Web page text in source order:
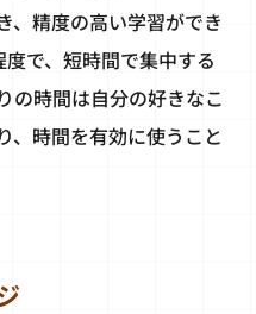
、精度の高い学習ができ
で、短時間で集中する
の時間は自分の好きなこ
、時間を有効に使うこと